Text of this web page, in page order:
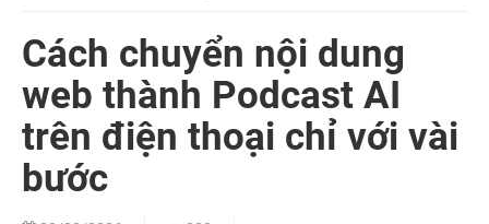
Cách chuyển nội dung
web thành Podcast AI
trên điện thoại chỉ với vài
bước